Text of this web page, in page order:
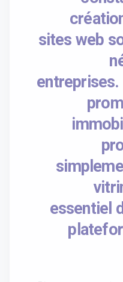
sites web
essentiel